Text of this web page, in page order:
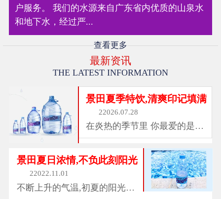
户服务。 我们的水源来自广东省内优质的山泉水
和地下水，经过严...
查看更多
最新资讯
THE LATEST INFORMATION
景田夏季特饮,清爽印记填满
22026.07.28
在炎热的季节里 你最爱的是哪
一抹清爽 风的温柔...
景田夏日浓情,不负此刻阳光
22022.11.01
不断上升的气温,初夏的阳光洒